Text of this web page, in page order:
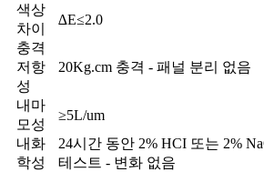
색상
차이
∆E≤2.0
충격
저항
성
20Kg.cm 충격 - 패널 분리 없음
내마
모성
≥5L/um
내화
학성
24시간 동안 2% HCI 또는 2%
테스트 - 변화 없음